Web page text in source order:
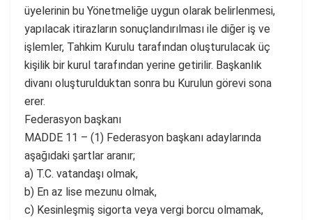
üyelerinin bu Yönetmeliğe uygun olarak belirlenmesi,
yapılacak itirazların sonuçlandırılması ile diğer iş ve
işlemler, Tahkim Kurulu tarafından oluşturulacak üç
kişilik bir kurul tarafından yerine getirilir. Başkanlık
divanı oluşturulduktan sonra bu Kurulun görevi sona
erer.
Federasyon başkanı
MADDE 11 – (1) Federasyon başkanı adaylarında
aşağıdaki şartlar aranır;
a) T.C. vatandaşı olmak,
b) En az lise mezunu olmak,
c) Kesinleşmiş sigorta veya vergi borcu olmamak,